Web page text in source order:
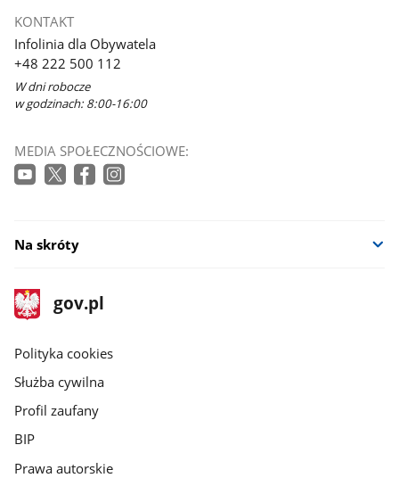
KONTAKT
Infolinia dla Obywatela
+48 222 500 112
W dni robocze
w godzinach: 8:00-16:00
MEDIA SPOŁECZNOŚCIOWE:
Na skróty
stopka
gov.pl
Strona
gov.pl
gov.pl
Polityka cookies
Służba cywilna
Profil zaufany
BIP
Prawa autorskie